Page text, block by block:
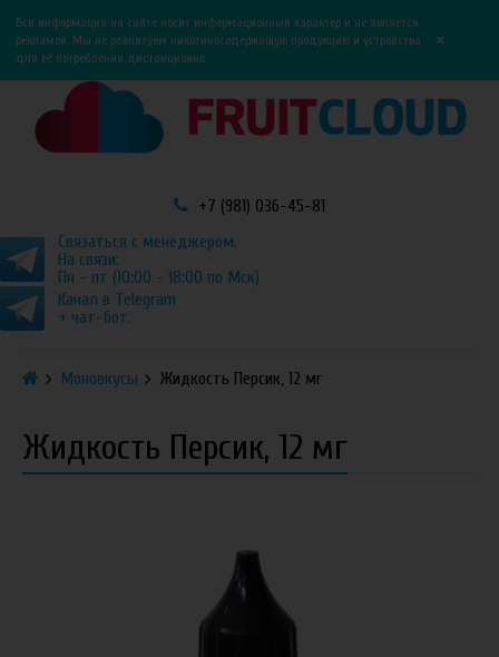
0
Вся информация на сайте носит информационный характер и не является
рекламой. Мы не реализуем никотиносодержащую продукцию и устройства
для её потребления дистанционно.
×
+7 (981) 036-45-81
Связаться с менеджером.
На связи:
Пн - пт (10:00 - 18:00 по Мск)
Канал в Telegram
+ чат-бот.
Моновкусы Жидкость Персик, 12 мг
Жидкость Персик, 12 мг